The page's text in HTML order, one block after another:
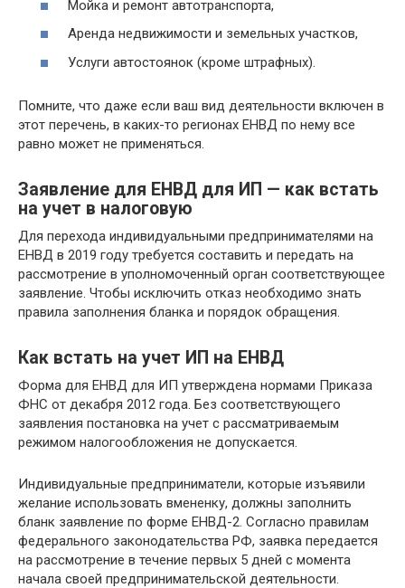
Мойка и ремонт автотранспорта,
Аренда недвижимости и земельных участков,
Услуги автостоянок (кроме штрафных).
Помните, что даже если ваш вид деятельности включен в
этот перечень, в каких-то регионах ЕНВД по нему все
равно может не применяться.
Заявление для ЕНВД для ИП — как встать
на учет в налоговую
Для перехода индивидуальными предпринимателями на
ЕНВД в 2019 году требуется составить и передать на
рассмотрение в уполномоченный орган соответствующее
заявление. Чтобы исключить отказ необходимо знать
правила заполнения бланка и порядок обращения.
Как встать на учет ИП на ЕНВД
Форма для ЕНВД для ИП утверждена нормами Приказа
ФНС от декабря 2012 года. Без соответствующего
заявления постановка на учет с рассматриваемым
режимом налогообложения не допускается.
Индивидуальные предприниматели, которые изъявили
желание использовать вмененку, должны заполнить
бланк заявление по форме ЕНВД-2. Согласно правилам
федерального законодательства РФ, заявка передается
на рассмотрение в течение первых 5 дней с момента
начала своей предпринимательской деятельности.